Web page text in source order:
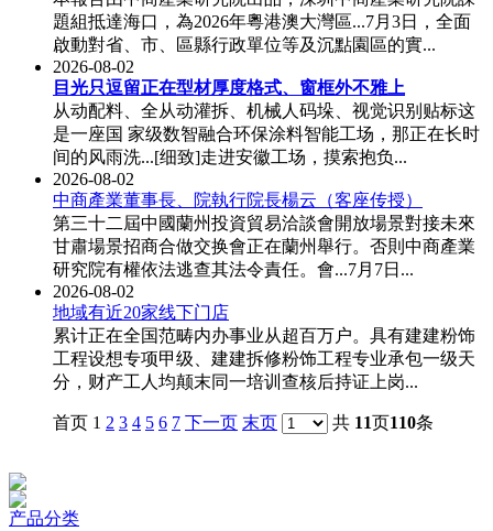
題組抵達海口，為2026年粵港澳大灣區...7月3日，全面
啟動對省、市、區縣行政單位等及沉點園區的實...
2026-08-02
目光只逗留正在型材厚度格式、窗框外不雅上
从动配料、全从动灌拆、机械人码垛、视觉识别贴标这
是一座国 家级数智融合环保涂料智能工场，那正在长时
间的风雨洗...[细致]走进安徽工场，摸索抱负...
2026-08-02
中商產業董事長、院執行院長楊云（客座传授）
第三十二屆中國蘭州投資貿易洽談會開放場景對接未來
甘肅場景招商合做交换會正在蘭州舉行。否則中商產業
研究院有權依法逃查其法令責任。會...7月7日...
2026-08-02
地域有近20家线下门店
累计正在全国范畴内办事业从超百万户。具有建建粉饰
工程设想专项甲级、建建拆修粉饰工程专业承包一级天
分，财产工人均颠末同一培训查核后持证上岗...
首页 1 2 3 4 5 6 7 下一页 末页 共 11页110条
产品分类